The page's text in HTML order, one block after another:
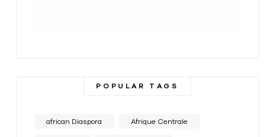
POPULAR TAGS
african Diaspora Afrique Centrale